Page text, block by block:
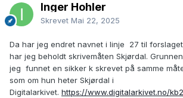
Inger Hohler
Skrevet Mai 22, 2025
Da har jeg endret navnet i linje 27 til
har jeg beholdt skrivemåten Skjørdal.
jeg funnet en sikker k skrevet på samme
som om hun heter Skjørdal i
Digitalarkivet. https://www.digitalarkivet.no/